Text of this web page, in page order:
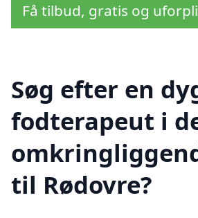
Få tilbud, gratis og
Søg efter en
fodterapeut i
til Rødovre?